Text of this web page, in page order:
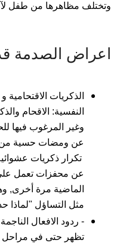
وتختلف مظاهرها من طفل
اعراض الصدمة
الذكريات الاقتحامية
النفسية: الاقحام
وغير المرغوب فيها
عن ومضات حسية
تكرار ذكريات
عن محفزات تعمل
الماضية مرة أخرى,
مثل التساؤل "لماذا
- ردود الافعال
تظهر حتى في مراحل